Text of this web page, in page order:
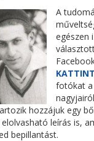
A
egészen
fotókat
hozzájuk egy
leírás is,
bepillantást.